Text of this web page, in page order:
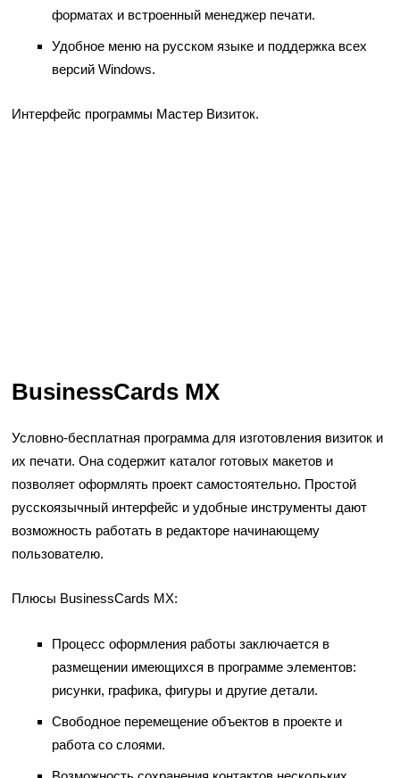
форматах и встроенный менеджер печати.
Удобное меню на русском языке и поддержка всех
версий Windows.
Интерфейс программы Мастер Визиток.
BusinessCards MX
Условно-бесплатная программа для изготовления визиток и
их печати. Она содержит каталог готовых макетов и
позволяет оформлять проект самостоятельно. Простой
русскоязычный интерфейс и удобные инструменты дают
возможность работать в редакторе начинающему
пользователю.
Плюсы BusinessCards MX:
Процесс оформления работы заключается в
размещении имеющихся в программе элементов:
рисунки, графика, фигуры и другие детали.
Свободное перемещение объектов в проекте и
работа со слоями.